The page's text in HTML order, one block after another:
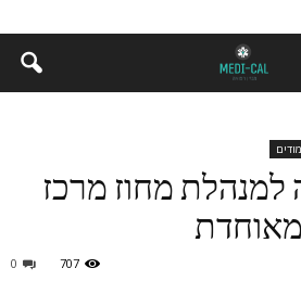
למנהלת מחוז מרכז
0 707